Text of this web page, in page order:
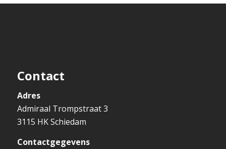
Contact
Adres
Admiraal Trompstraat 3
3115 HK Schiedam
Contactgegevens